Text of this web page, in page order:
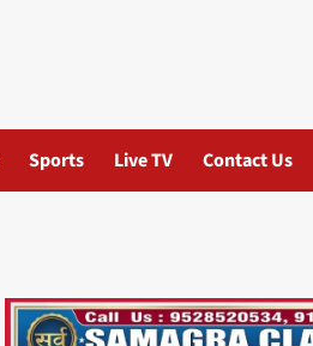
Sports Live TV Contact Us